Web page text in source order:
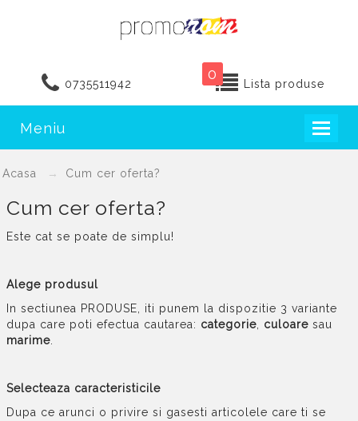
0735511942
0
Lista produse
Meniu
Acasa Cum cer oferta?
Cum cer oferta?
Este cat se poate de simplu!
Alege produsul
In sectiunea PRODUSE, iti punem la dispozitie 3 variante
dupa care poti efectua cautarea: categorie culoare sau
marime
Selecteaza caracteristicile
Dupa ce arunci o privire si gasesti articolele care ti se